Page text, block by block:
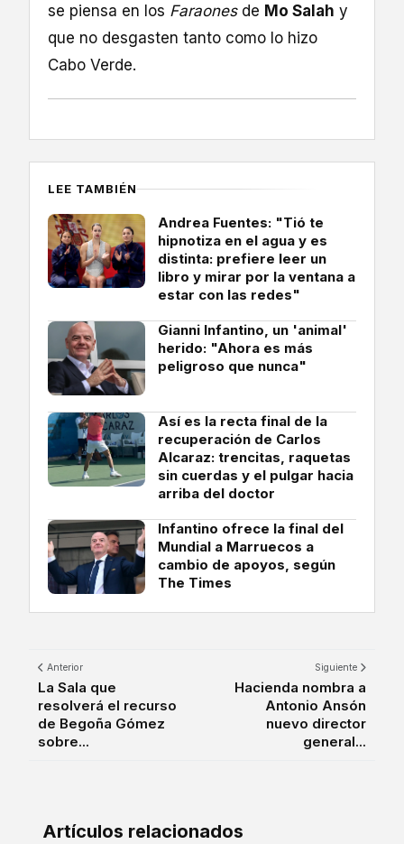
se piensa en los Faraonesde Mo Salah y
que no desgasten tanto como lo hizo
Cabo Verde.
LEE TAMBIÉN
Andrea Fuentes: "Tió te
hipnotiza en el agua y es
distinta: prefiere leer un
libro y mirar por la ventana a
estar con las redes"
Gianni Infantino, un 'animal'
herido: "Ahora es más
peligroso que nunca"
Así es la recta final de la
recuperación de Carlos
Alcaraz: trencitas, raquetas
sin cuerdas y el pulgar hacia
arriba del doctor
Infantino ofrece la final del
Mundial a Marruecos a
cambio de apoyos, según
The Times
Anterior
La Sala que
resolverá el recurso
de Begoña Gómez
sobre...
Siguiente
Hacienda nombra a
Antonio Ansón
nuevo director
general...
Artículos relacionados